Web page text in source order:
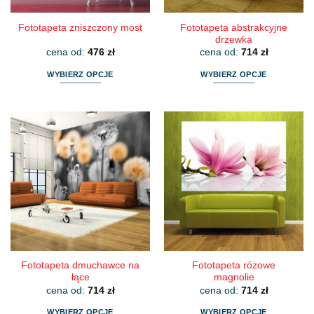
Fototapeta zniszczony most
cena od: 476 zł
WYBIERZ OPCJE
ma
wiele
wariantów.
Opcje
można
wybrać
na
stronie
produktu
Fototapeta abstrakcyjne
drzewka
cena od: 714 zł
WYBIERZ OPCJE
ma
wariantów.
Opcje
można
wybrać
na
produktu
Fototapeta dmuchawce na
łące
cena od: 714 zł
WYBIERZ OPCJE
Fototapeta różowe
magnolie
cena od: 714 zł
WYBIERZ OPCJE